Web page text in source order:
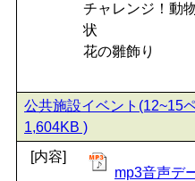
チャレンジ！動
状
花の雛飾り
公共施設イベント(12~15
1,604KB )
[内容]
mp3音声デ